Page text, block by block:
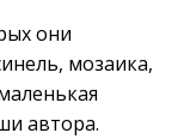
они
мозаика,
автора.